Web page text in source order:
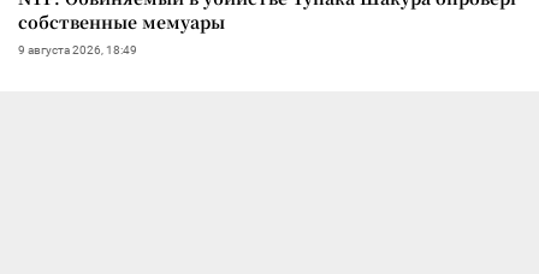
собственные мемуары
9 августа 2026, 18:49